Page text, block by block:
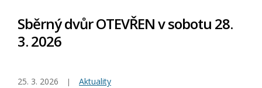
Sběrný dvůr OTEVŘEN v sobotu 28.
3. 2026
25. 3. 2026 Aktuality